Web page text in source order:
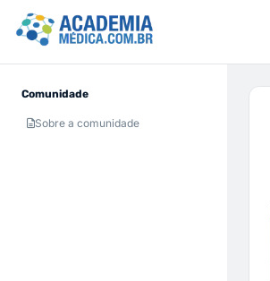
Comunidade
Sobre a comunidade